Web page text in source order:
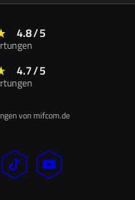
4.8/5
4.7/5
von mifcom.de